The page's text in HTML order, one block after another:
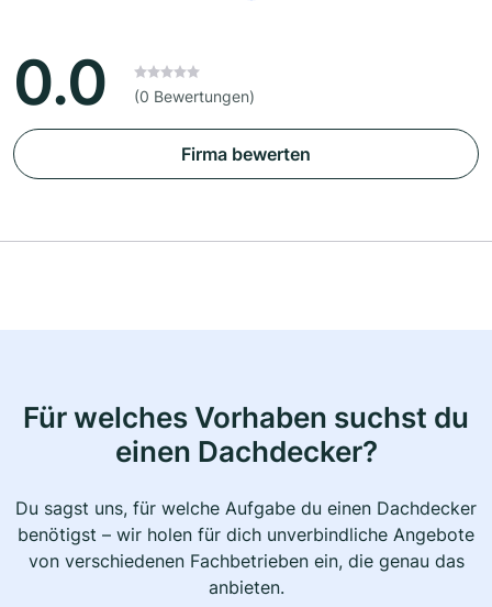
0.0 (0 Bewertungen)
Firma bewerten
Für welches Vorhaben suchst du
einen Dachdecker?
Du sagst uns, für welche Aufgabe du einen Dachdecker
benötigst – wir holen für dich unverbindliche Angebote
von verschiedenen Fachbetrieben ein, die genau das
anbieten.